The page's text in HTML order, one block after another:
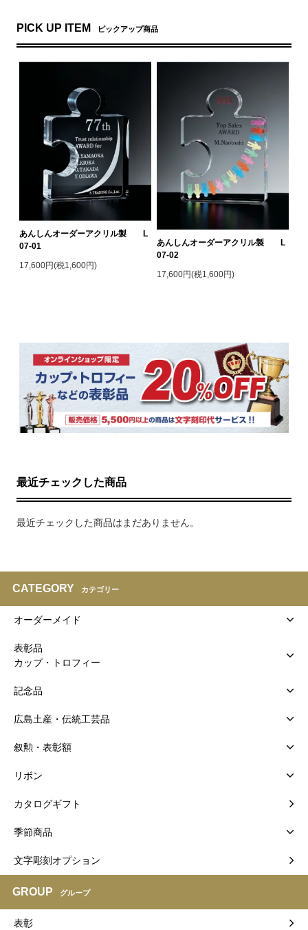
PICK UP ITEM ピックアップ商品
あんしんオーダーアクリル製 L
07-01
17,600円(税1,600円)
あんしんオーダーアクリル製 L
07-02
17,600円(税1,600円)
最近チェックした商品
最近チェックした商品はまだありません。
CATEGORY カテゴリー
オーダーメイド
表彰品
カップ・トロフィー
記念品
広島土産・伝統工芸品
叙勲・表彰額
リボン
カタログギフト
季節商品
文字彫刻オプション
GROUP グループ
表彰